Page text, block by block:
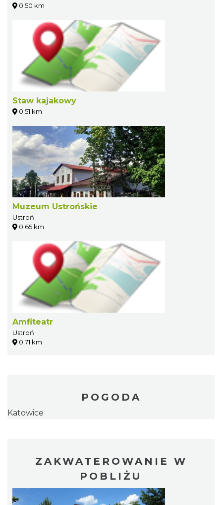
0.50 km
Staw kajakowy
0.51 km
Muzeum Ustrońskie
Ustroń
0.65 km
Amfiteatr
Ustroń
0.71 km
POGODA
Katowice
ZAKWATEROWANIE W
POBLIŻU